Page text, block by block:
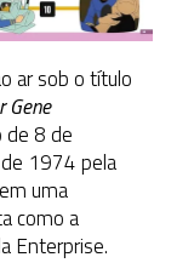
ar sob o título
Gene
de 8 de
1974 pela
uma
como a
Enterprise.